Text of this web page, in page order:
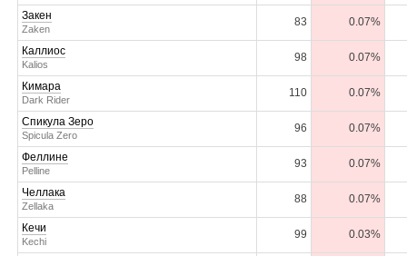
Закен
Zaken
83 0.07%
Каллиос
Kalios
98 0.07%
Кимара
Dark Rider
110 0.07%
Спикула Зеро
Spicula Zero
96 0.07%
Феллине
Pelline
93 0.07%
Челлака
Zellaka
88 0.07%
Кечи
Kechi
99 0.03%